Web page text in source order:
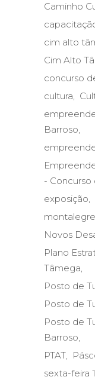
Caminho
cim alto
Cim Alto
concurso
cultura
Barroso
- Concurso
exposição
montalegre
Novos
Plano
Tâmega
Posto de
Posto de
Posto de
Barroso
PTAT
sexta-feira